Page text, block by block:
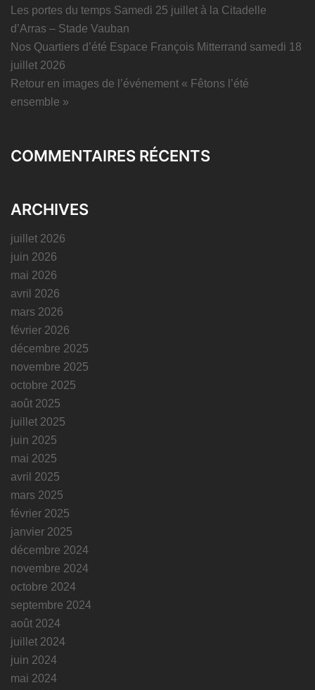
Les portes du temps Samedi 25 juillet à la Citadelle
d’Arras – Stade Vauban
Nos Quartiers d’été Espace François Mitterrand samedi 18
juillet 2026
Retour en images de l’événement « Fêtons l’été
ensemble »
COMMENTAIRES RÉCENTS
ARCHIVES
juillet 2026
juin 2026
mai 2026
avril 2026
mars 2026
février 2026
décembre 2025
novembre 2025
octobre 2025
août 2025
juillet 2025
juin 2025
mai 2025
avril 2025
mars 2025
février 2025
janvier 2025
décembre 2024
novembre 2024
octobre 2024
septembre 2024
août 2024
juillet 2024
juin 2024
mai 2024